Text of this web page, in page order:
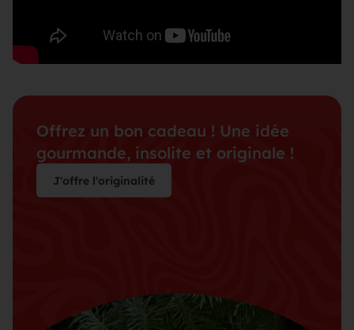
Offrez un bon cadeau ! Une idée
gourmande, insolite et originale !
J'offre l'originalité